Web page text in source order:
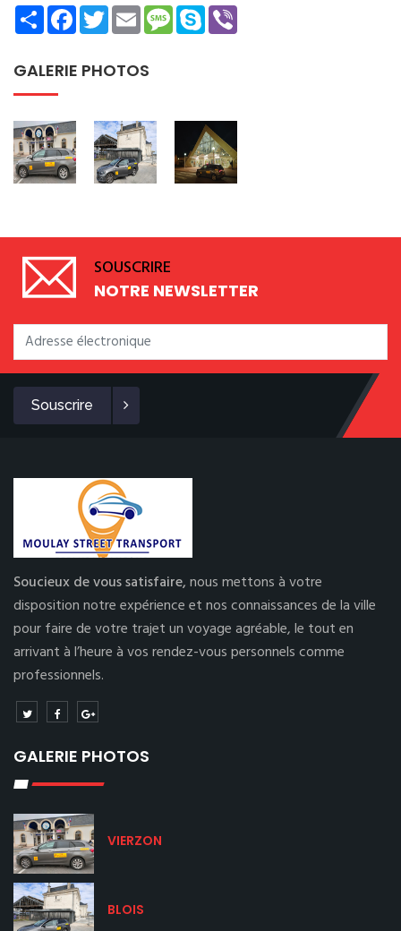
ShareFacebookTwitterEmailMessage
Skype
GALERIE PHOTOS
SOUSCRIRE
NOTRE NEWSLETTER
Souscrire
Soucieux de vous satisfaire,nous mettons à votre
disposition notre expérience et nos connaissances de la ville
pour faire de votre trajet un voyage agréable, le tout en
arrivant à l’heure à vos rendez-vous personnels comme
professionnels.
GALERIE PHOTOS
VIERZON
BLOIS